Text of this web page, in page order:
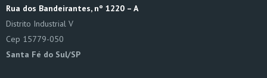
Rua dos Bandeirantes, nº 1220 – A
Distrito Industrial V
Cep 15779-050
Santa Fé do Sul/SP